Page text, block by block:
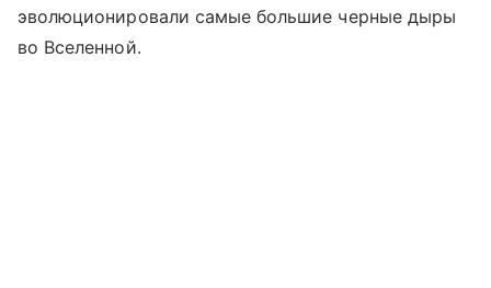
эволюционировали самые большие черные дыры
во Вселенной.